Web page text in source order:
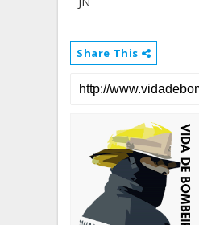
Share This